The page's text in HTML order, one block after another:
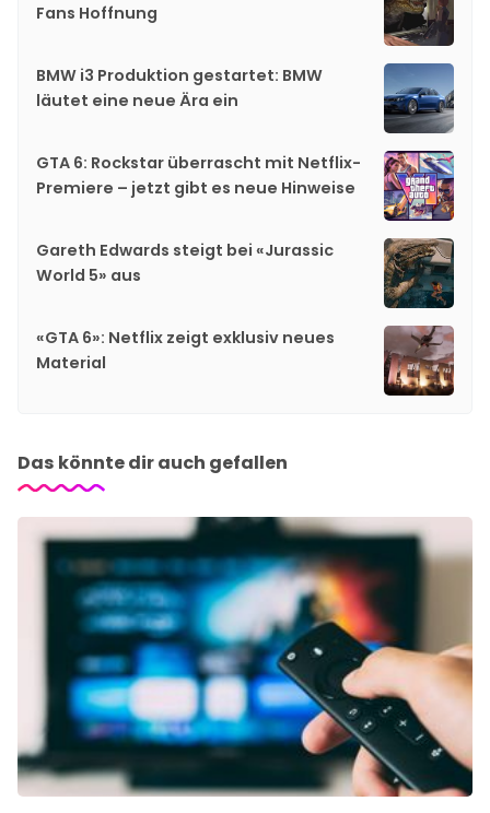
Fans Hoffnung
BMW i3 Produktion gestartet: BMW
läutet eine neue Ära ein
GTA 6: Rockstar überrascht mit Netflix-
Premiere – jetzt gibt es neue Hinweise
Gareth Edwards steigt bei «Jurassic
World 5» aus
«GTA 6»: Netflix zeigt exklusiv neues
Material
Das könnte dir auch gefallen